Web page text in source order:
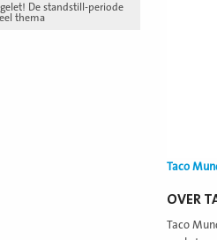
De standstill-periode
thema
Taco
OVER
Taco